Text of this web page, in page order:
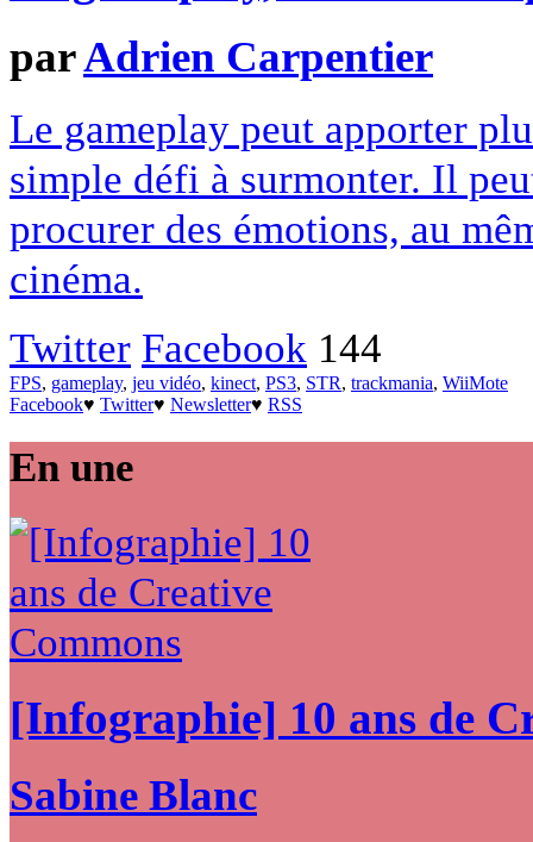
parAdrien Carpentier
Le gameplay peut apporter
simple défi à surmonter. Il
procurer des émotions, au
cinéma.
Twitter Facebook 144
FPS, gameplay, jeu vidéo, kinect, PS3, STR, trackmania, WiiMote
Facebook♥ Twitter♥ Newsletter♥ RSS
En une
[Infographie] 10 ans de
Sabine Blanc